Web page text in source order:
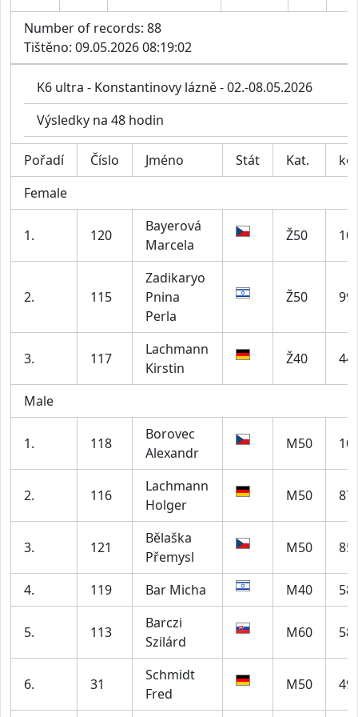
Number of records: 88
Tištěno: 09.05.2026 08:19:02
K6 ultra - Konstantinovy lázně - 02.-08.05.2026
Výsledky na 48 hodin
Pořadí Číslo Jméno Stát Kat.
kol
Female
1. 120
Bayerová
Marcela
Ž50
2. 115
Zadikaryo
Pnina
Perla
Ž50 99
3. 117
Lachmann
Kirstin
Ž40 44
Male
1. 118
Borovec
Alexandr
M50
2. 116
Lachmann
Holger
M50 87
3. 121
Bělaška
Přemysl
M50 85
4. 119 Bar Micha M40 58
5. 113
Barczi
Szilárd
M60 58
6. 31
Schmidt
Fred
M50 49